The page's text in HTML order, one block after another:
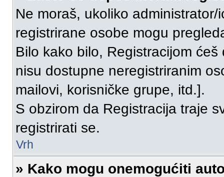
Ne moraš, ukoliko
registrirane osobe mogu
Bilo kako bilo, Registracijom
nisu dostupne neregistriranim
mailovi, korisničke grupe, itd.].
S obzirom da Registracija traje
registrirati se.
Vrh
» Kako mogu onemogućiti